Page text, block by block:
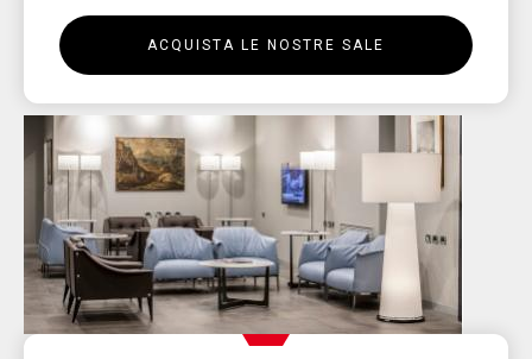
ACQUISTA LE NOSTRE SALE